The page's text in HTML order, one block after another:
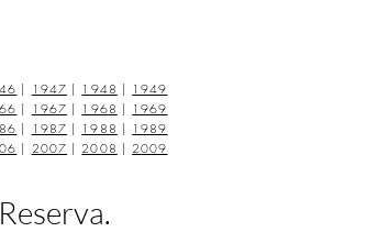
| 1947 | 1948 | 1949
| 1967 | 1968 | 1969
| 1987 | 1988 | 1989
| 2007 | 2008 | 2009